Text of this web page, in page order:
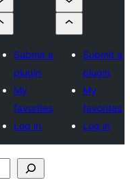
Submit a
plugin
My
favorites
Log in
Submit a
plugin
My
favorites
Log in